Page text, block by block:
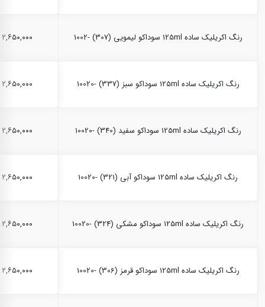
رنگ اکریلیک ساده 125ml سوداکو لیمویی (307) -1002 ۲,۶۵۰,۰۰۰ ریال
رنگ اکریلیک ساده 125ml سوداکو سبز (337) -10020 ۲,۶۵۰,۰۰۰ ریال
رنگ اکریلیک ساده 125ml سوداکو سفید (340) -10020 ۲,۶۵۰,۰۰۰ ریال
رنگ اکریلیک ساده 125ml سوداکو آبی (321) -10020 ۲,۶۵۰,۰۰۰ ریال
رنگ اکریلیک ساده 125ml سوداکو مشکی (324) -10020 ۲,۶۵۰,۰۰۰ ریال
رنگ اکریلیک ساده 125ml سوداکو قرمز (306) -10020 ۲,۶۵۰,۰۰۰ ریال